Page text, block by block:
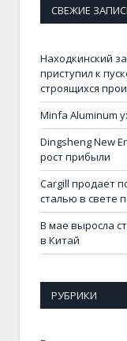
СВЕЖИЕ
Находкинский
приступил к
строящихся
Minfa Aluminum
Dingsheng New
рост прибыли
Cargill продает
сталью в свете
В мае выросла
в Китай
РУБРИКИ